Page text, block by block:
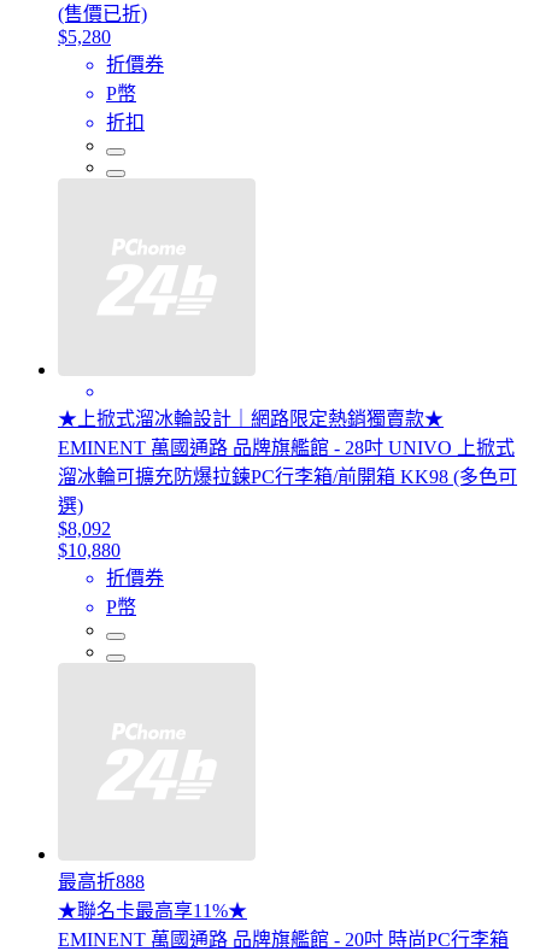
(售價已折)
$5,280
折價券
P幣
折扣
★上掀式溜冰輪設計｜網路限定熱銷獨賣款★
EMINENT 萬國通路 品牌旗艦館 - 28吋 UNIVO 上掀式
溜冰輪可擴充防爆拉鍊PC行李箱/前開箱 KK98 (多色可
選)
$8,092
$10,880
折價券
P幣
最高折888
★聯名卡最高享11%★
EMINENT 萬國通路 品牌旗艦館 - 20吋 時尚PC行李箱